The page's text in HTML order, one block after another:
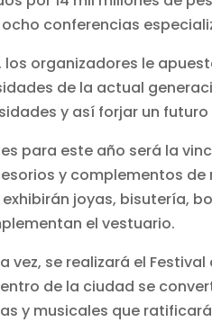
conferencias
los organizadores le
de la actual
y así forjar un
para este año será la
y complementos
joyas, bisutería,
el vestuario.
vez, se realizará el
de la ciudad se
y musicales que